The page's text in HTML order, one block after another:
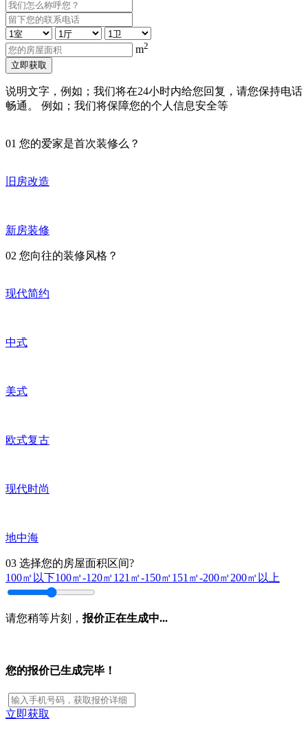
m2
立即获取
说明文字，例如；我们将在24小时内给您回复，请您保持电话
畅通。 例如；我们将保障您的个人信息安全等
01 您的爱家是首次装修么？
旧房改造
新房装修
02 您向往的装修风格？
现代简约
中式
美式
欧式复古
现代时尚
地中海
03 选择您的房屋面积区间?
100㎡以下100㎡-120㎡121㎡-150㎡151㎡-200㎡200㎡以上
请您稍等片刻， 报价正在生成中...
您的报价已生成完毕！
立即获取